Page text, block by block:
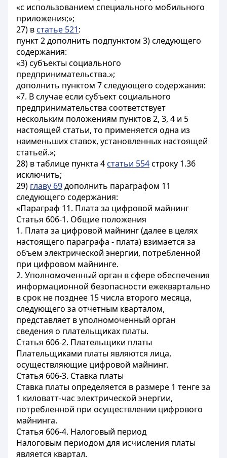
«с использованием специального мобильного
приложения;»;
27) в статье 521:
пункт 2 дополнить подпунктом 3) следующего
содержания:
«3) субъекты социального
предпринимательства.»;
дополнить пунктом 7 следующего содержания:
«7. В случае если субъект социального
предпринимательства соответствует
нескольким положениям пунктов 2, 3, 4 и 5
настоящей статьи, то применяется одна из
наименьших ставок, установленных настоящей
статьей.»;
28) в таблице пункта 4 статьи 554строку 1.36
исключить;
29) главу 69дополнить параграфом 11
следующего содержания:
«Параграф 11. Плата за цифровой майнинг
Статья 606-1. Общие положения
1. Плата за цифровой майнинг (далее в целях
настоящего параграфа - плата) взимается за
объем электрической энергии, потребленной
при цифровом майнинге.
2. Уполномоченный орган в сфере обеспечения
информационной безопасности ежеквартально
в срок не позднее 15 числа второго месяца,
следующего за отчетным кварталом,
представляет в уполномоченный орган
сведения о плательщиках платы.
Статья 606-2. Плательщики платы
Плательщиками платы являются лица,
осуществляющие цифровой майнинг.
Статья 606-3. Ставка платы
Ставка платы определяется в размере 1 тенге за
1 киловатт-час электрической энергии,
потребленной при осуществлении цифрового
майнинга.
Статья 606-4. Налоговый период
Налоговым периодом для исчисления платы
является квартал.